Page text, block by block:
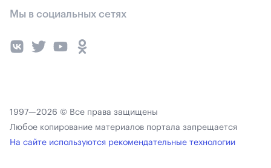
Мы в социальных сетях
1997—2026 © Все права защищены
Любое копирование материалов портала запрещается
На сайте используются рекомендательные технологии